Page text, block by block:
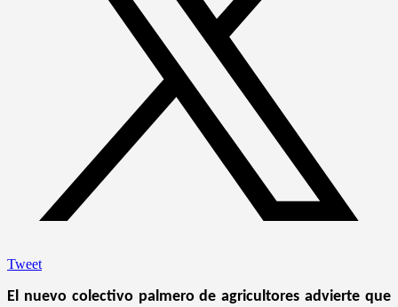
Tweet
El nuevo colectivo palmero de agricultores advierte que